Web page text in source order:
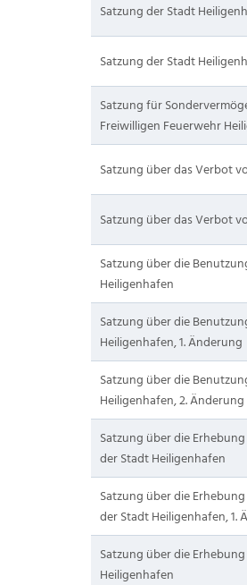
Satzung der Stadt
Satzung der Stadt
Satzung für
Freiwilligen Feuerwehr
Satzung über das Verbot
Satzung über das Verbot
Satzung über die
Heiligenhafen
Satzung über die
Heiligenhafen, 1. Änderung
Satzung über die
Heiligenhafen, 2. Änderung
Satzung über die
der Stadt Heiligenhafen
Satzung über die
der Stadt Heiligenhafen, 1.
Satzung über die
Heiligenhafen